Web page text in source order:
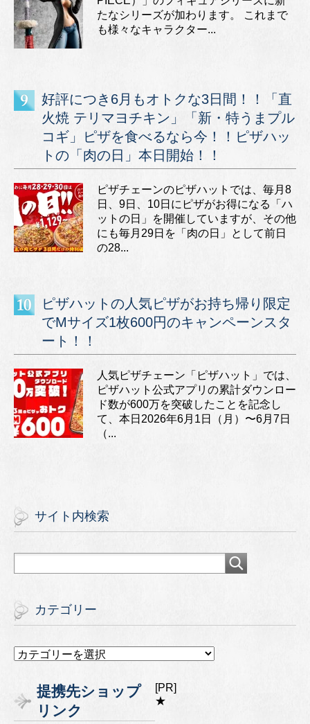
たなシリーズが加わります。 これまで
も様々なキャラクター...
好評につき6月もオトクな3日間！！「直
火焼 テリマヨチキン」「新・特うまプル
コギ」ピザを食べるなら今！！ピザハッ
トの「肉の日」本日開始！！
ピザチェーンのピザハットでは、毎月8
日、9日、10日にピザがお得になる「ハ
ットの日」を開催していますが、その他
にも毎月29日を「肉の日」として前日
の28...
ピザハットの人気ピザがお持ち帰り限定
でMサイズ1枚600円のキャンペーンスタ
ート！！
人気ピザチェーン「ピザハット」では、
ピザハット公式アプリの累計ダウンロー
ド数が600万を突破したことを記念し
て、本日2026年6月1日（月）〜6月7日
（...
サイト内検索
カテゴリー
カ
リ
ー
提携先ショップ
リンク
[PR]
★